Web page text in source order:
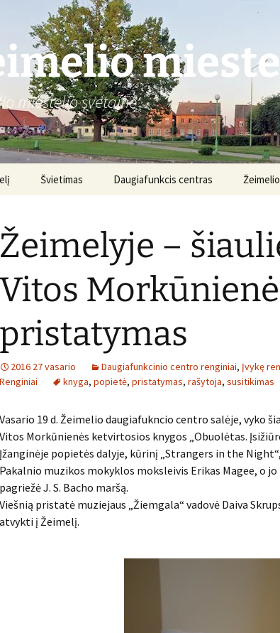
miestelio svetainė
Švietimas Daugiafunkcis centras
Renginiai Veikla
Žeimelyje –
Vitos
pristatymas
2016 27 vasario Daugiafunkcinio centro renginiai, Įvykę
Renginiai
knyga, popietė, pristatymas, rašytoja, susitikimas
Vasario 19 d. Žeimelio daugiafukncio centro salėje, vyko
Vitos Morkūnienės ketvirtosios knygos „Obuolėtas.
Įžanginėje popietės dalyje, kūrinį „Strangers in the
Pakalnio muzikos mokyklos moksleivis Erikas Magee, o
pagriežė J. S. Bacho maršą.
Viešnią pristatė muziejaus „Žiemgala“ vadovė Daiva
atvykti į Žeimelį.